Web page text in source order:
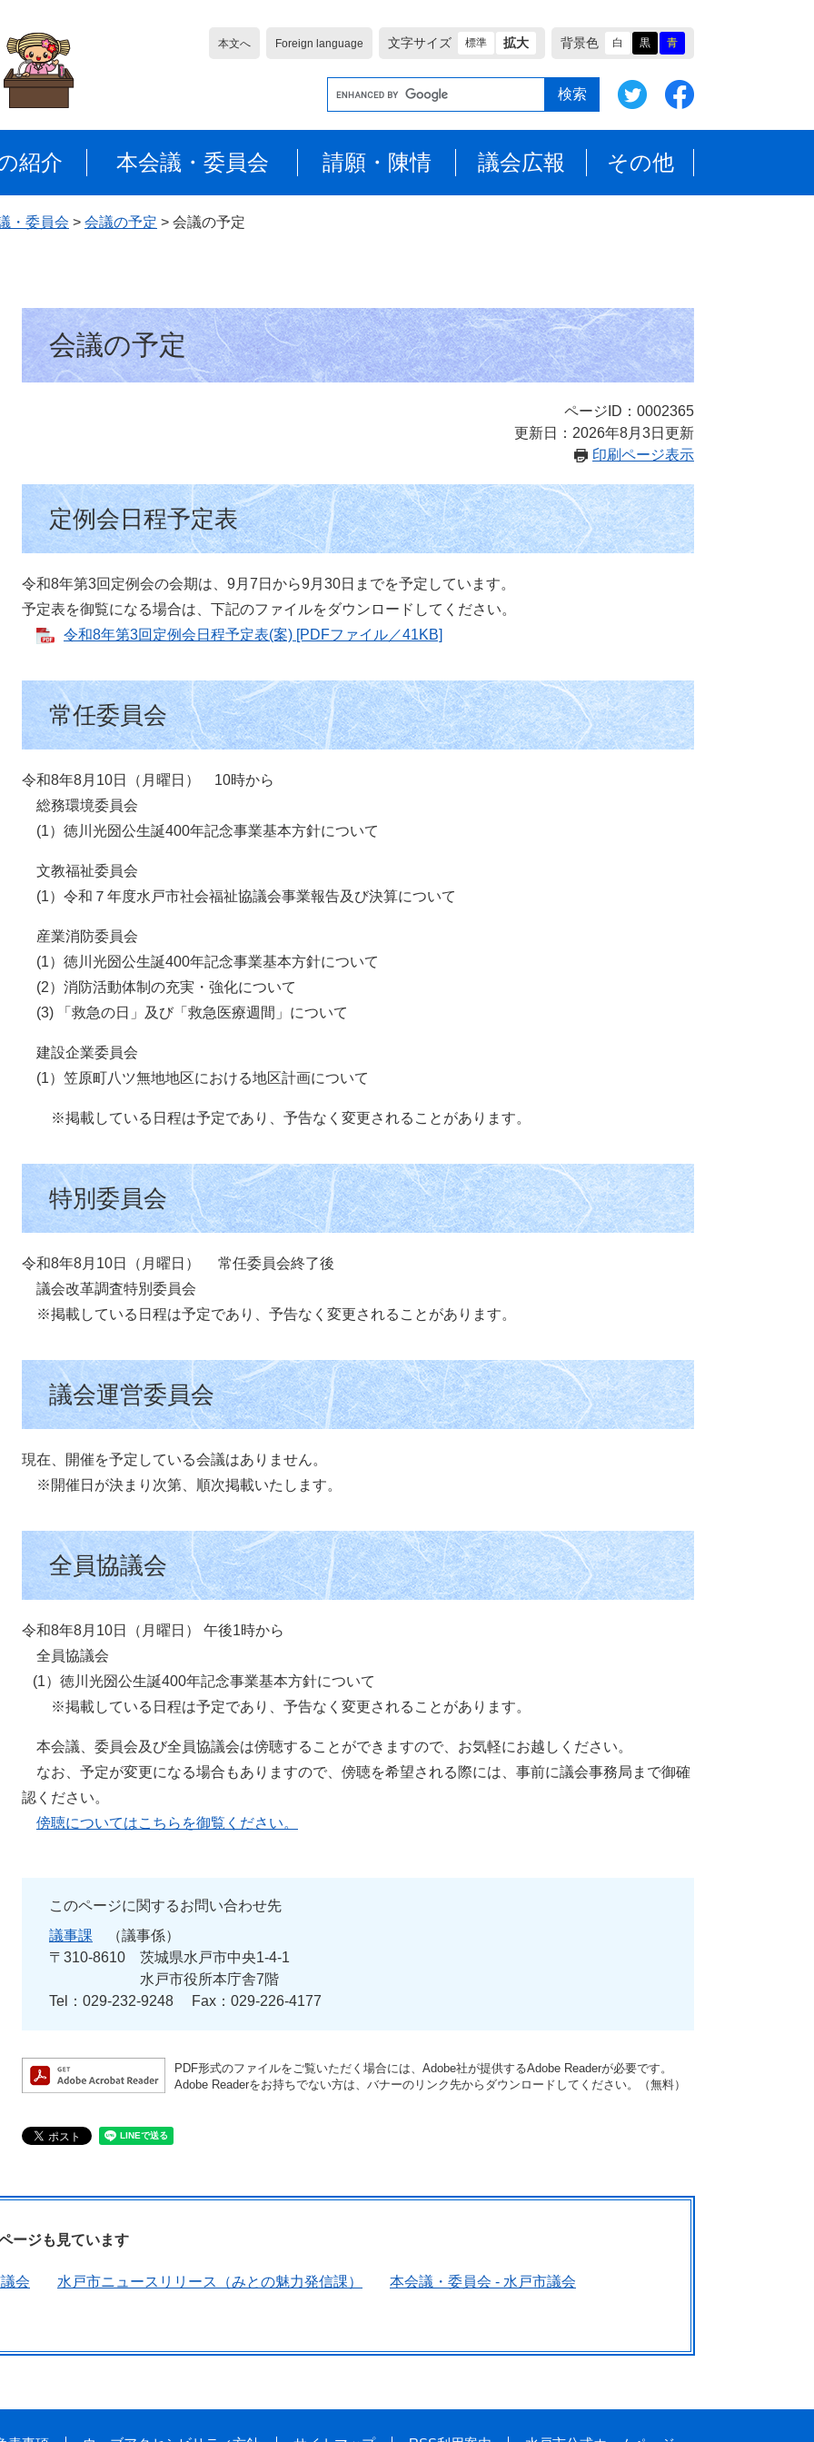
本文へ Foreign language 文字サイズ 標準 拡大 背景色 白 黒 青
G
o
o
g
l
e
検
索
紹介 本会議・委員会 請願・陳情 議会広報 その他
・委員会 > 会議の予定 > 会議の予定
文
会議の予定
ページID：0002365
更新日：2026年8月3日更新
印刷ページ表示
定例会日程予定表
令和8年第3回定例会の会期は、9月7日から9月30日までを予定しています。
予定表を御覧になる場合は、下記のファイルをダウンロードしてください。
令和8年第3回定例会日程予定表(案) [PDFファイル／41KB]
常任委員会
令和8年8月10日（月曜日） 10時から
総務環境委員会
(1）徳川光圀公生誕400年記念事業基本方針について
文教福祉委員会
(1）令和７年度水戸市社会福祉協議会事業報告及び決算について
産業消防委員会
(1）徳川光圀公生誕400年記念事業基本方針について
​ (2）消防活動体制の充実・強化について
(3) 「救急の日」及び「救急医療週間」について
建設企業委員会
(1）笠原町八ツ無地地区における地区計画について
※掲載している日程は予定であり、予告なく変更されることがあります。
特別委員会
令和8年8月10日（月曜日） 常任委員会終了後
​ 議会改革調査特別委員会
※掲載している日程は予定であり、予告なく変更されることがあります。
議会運営委員会
現在、開催を予定している会議はありません。
※開催日が決まり次第、順次掲載いたします。
全員協議会
令和8年8月10日（月曜日） 午後1時から
全員協議会
​ (1）徳川光圀公生誕400年記念事業基本方針について​
※掲載している日程は予定であり、予告なく変更されることがあります。
本会議、委員会及び全員協議会は傍聴することができますので、お気軽にお越しください。
なお、予定が変更になる場合もありますので、傍聴を希望される際には、事前に議会事務局まで御確
認ください。
傍聴についてはこちらを御覧ください。
このページに関するお問い合わせ先
議事課
議事係
〒310-8610
茨城県水戸市中央1-4-1
水戸市役所本庁舎7階
Tel：029-232-9248
Fax：029-226-4177
PDF形式のファイルをご覧いただく場合には、Adobe社が提供するAdobe Readerが必要です。
Adobe Readerをお持ちでない方は、バナーのリンク先からダウンロードしてください。（無料）
ージも見ています
会 水戸市ニュースリリース（みとの魅力発信課） 本会議・委員会 - 水戸市議会